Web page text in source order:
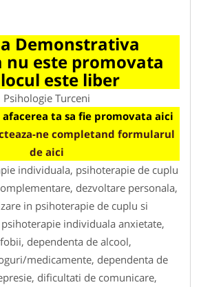
Demonstrativa
nu este promovata
este liber
Psihologie Turceni
ta sa fie promovata aici
ne completand formularul
de aici
individuala, psihoterapie de cuplu
dezvoltare personala,
in psihoterapie de cuplu si
individuala anxietate,
dependenta de alcool,
medicamente, dependenta de
dificultati de comunicare,